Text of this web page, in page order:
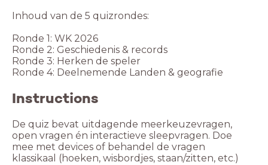
Inhoud van de 5 quizrondes:
Ronde 1: WK 2026
Ronde 2: Geschiedenis & records
Ronde 3: Herken de speler
Ronde 4: Deelnemende Landen & geografie
Instructions
De quiz bevat uitdagende meerkeuzevragen,
open vragen én interactieve sleepvragen. Doe
mee met devices of behandel de vragen
klassikaal (hoeken, wisbordjes, staan/zitten, etc.)